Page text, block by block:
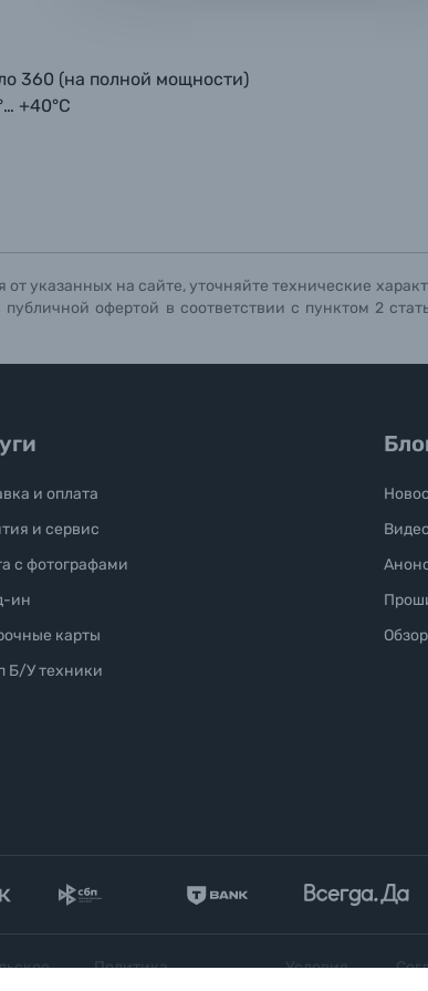
360 (на полной мощности)
+40°С
от указанных на сайте, уточняйте технические
офертой в соответствии с пунктом 2
и оплата
и сервис
с фотографами
ин
карты
Б/У техники
Политика
Условия